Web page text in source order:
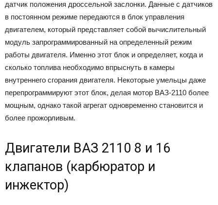
датчик положения дроссельной заслонки. Данные с датчиков
в постоянном режиме передаются в блок управления
двигателем, который представляет собой вычислительный
модуль запрограммированный на определенный режим
работы двигателя. Именно этот блок и определяет, когда и
сколько топлива необходимо впрыснуть в камеры
внутреннего сгорания двигателя. Некоторые умельцы даже
перепрограммируют этот блок, делая мотор ВАЗ-2110 более
мощным, однако такой агрегат одновременно становится и
более прожорливым.
Двигатели ВАЗ 2110 8 и 16
клапанов (карбюратор и
инжектор)